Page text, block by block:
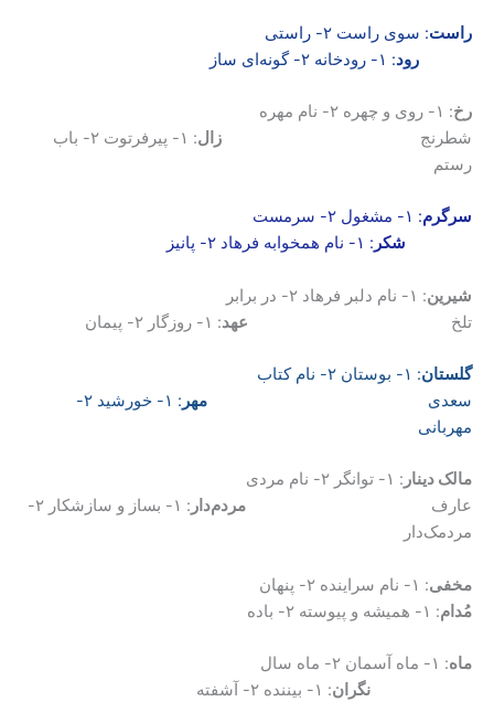
راست
: سوی راست ۲- راستی
رود: ۱- رودخانه ۲- گونه‌ای ساز
رخ
: ۱- روی و چهره ۲- نام مهره
شطرنج زال
: ۱- پیرفرتوت ۲- باب
رستم
سرگرم
: ۱- مشغول ۲- سرمست
شکر : ۱- نام همخوابه فرهاد ۲- پانیز
شیرین
: ۱- نام دلبر فرهاد ۲- در برابر
تلخ عهد: ۱- روزگار ۲- پیمان
گلستان
: ۱- بوستان ۲- نام کتاب
سعدی مهر
: ۱- خورشید ۲-
مهربانی
مالک دینار
: ۱- توانگر ۲- نام مردی
عارف مردم‌دار
: ۱- بساز و سازشکار ۲-
مردمک‌دار
مخفی: ۱- نام سراینده‌ ۲- پنهان
مُدام: ۱- همیشه و پیوسته ۲- باده
ماه
: ۱- ماه آسمان ۲- ماه سال
نگران: ۱- بیننده ۲- آشفته